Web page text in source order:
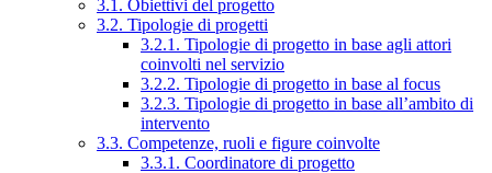
3.1. Obiettivi del progetto
3.2. Tipologie di progetti
3.2.1. Tipologie di progetto in base agli attori
coinvolti nel servizio
3.2.2. Tipologie di progetto in base al focus
3.2.3. Tipologie di progetto in base all’ambito di
intervento
3.3. Competenze, ruoli e figure coinvolte
3.3.1. Coordinatore di progetto